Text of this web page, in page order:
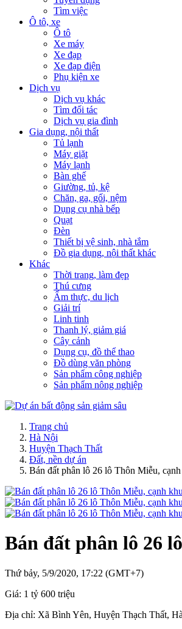
Tìm việc
Ô tô, xe
Ô tô
Xe máy
Xe đạp
Xe đạp điện
Phụ kiện xe
Dịch vụ
Dịch vụ khác
Tìm đối tác
Dịch vụ gia đình
Gia dụng, nội thất
Tủ lạnh
Máy giặt
Máy lạnh
Bàn ghế
Giường, tủ, kệ
Chăn, ga, gối, nệm
Dụng cụ nhà bếp
Quạt
Đèn
Thiết bị vệ sinh, nhà tắm
Đồ gia dụng, nội thất khác
Khác
Thời trang, làm đẹp
Thú cưng
Ẩm thực, du lịch
Giải trí
Linh tinh
Thanh lý, giảm giá
Cây cảnh
Dụng cụ, đồ thể thao
Đồ dùng văn phòng
Sản phẩm công nghiệp
Sản phẩm nông nghiệp
Trang chủ
Hà Nội
Huyện Thạch Thất
Đất, nền dự án
Bán đất phân lô 26 lô Thôn Miễu,
Bán đất phân lô 26
Thứ bảy, 5/9/2020, 17:22 (GMT+7)
Giá: 1 tỷ 600 triệu
Địa chỉ: Xã Bình Yên, Huyện Thạch Thất,